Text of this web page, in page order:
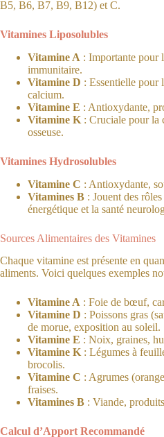
B5, B6, B7, B9, B12) et C.
Vitamines Liposolubles
Vitamine A : Importante pour
immunitaire.
Vitamine D : Essentielle pour
calcium.
Vitamine E : Antioxydante,
Vitamine K : Cruciale pour la
osseuse.
Vitamines Hydrosolubles
Vitamine C : Antioxydante,
Vitamines B : Jouent des
énergétique et la santé
Sources Alimentaires des Vitamines
Chaque vitamine est présente en
aliments. Voici quelques exemples
Vitamine A : Foie de bœuf,
Vitamine D : Poissons gras
de morue, exposition au soleil.
Vitamine E : Noix, graines,
Vitamine K : Légumes à
brocolis.
Vitamine C : Agrumes
fraises.
Vitamines B : Viande,
Calcul d’Apport Recommandé